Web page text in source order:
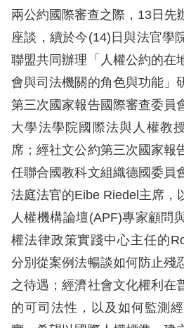
最
新
消
息
權
業
務
核
人
權
公
約
兩公約國際審查之際，13日先
座談，續於今(14)日與法官學
聯盟共同辦理「人權公約的在
會與司法機關的角色與功能」
第三次國家報告國際審查委員
大學法學院國際法與人權教
席；經社文公約第三次國家報
任聯合國教科文組織德國委員
法庭法官的Eibe Riedel主席，
人權機構論壇(APF)專家顧問
權法律政策實踐中心主任的
分別從案例法暢談如何防止殘
之待遇；經濟社會文化權利在
的可司法性，以及如何監測